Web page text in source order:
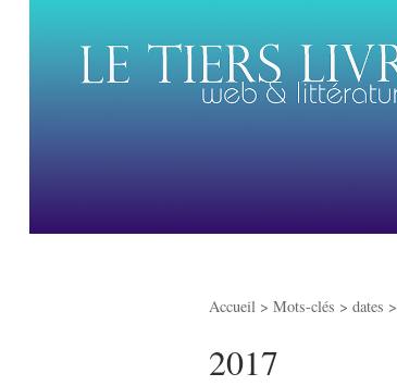
Accueil > Mots-clés > dates >
2017